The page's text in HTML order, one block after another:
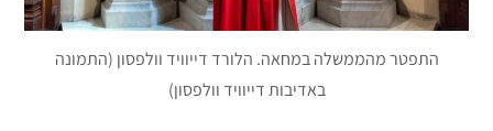
התפטר מהממשלה במחאה. הלורד דייוויד וולפסון (התמונה
באדיבות דייוויד וולפסון)